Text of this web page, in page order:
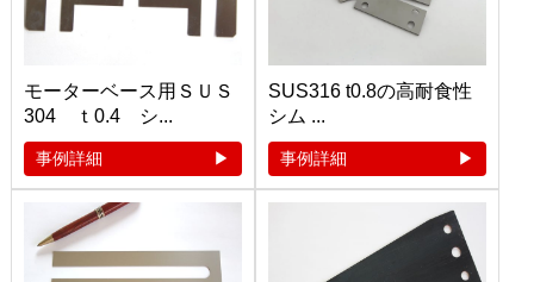
モーターベース用ＳＵＳ
304 ｔ0.4 シ...
事例詳細
SUS316 t0.8の高耐食性
シム ...
事例詳細